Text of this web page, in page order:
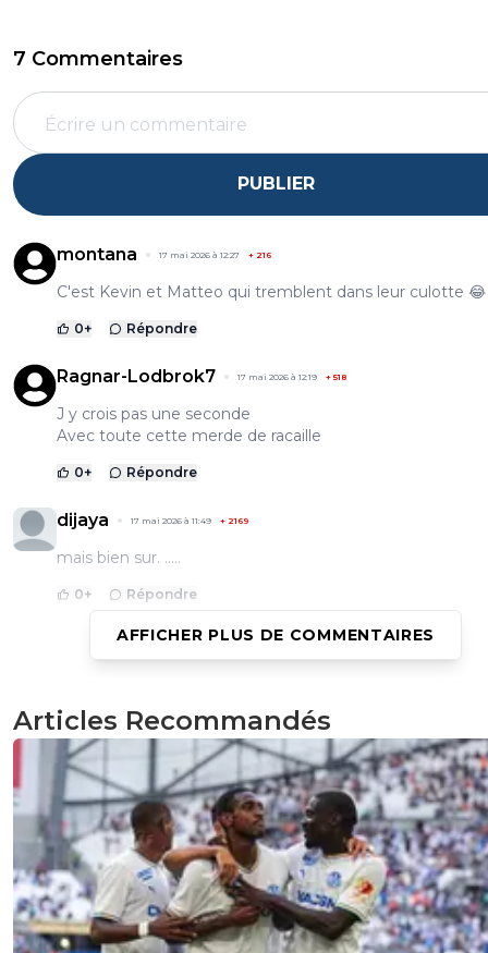
7 Commentaires
PUBLIER
montana 17 mai 2026 à 12:27 + 216
C'est Kevin et Matteo qui tremblent dans leur culotte 😂
0+ Répondre
Ragnar-Lodbrok7 17 mai 2026 à 12:19 + 518
J y crois pas une seconde
Avec toute cette merde de racaille
0+ Répondre
dijaya 17 mai 2026 à 11:49 + 2169
mais bien sur. .....
0+ Répondre
saammm
Resté chez vous amis parisiens
0+ Répondre
kenny-powers 17 mai 2026 à 13:37 +481
C'est du racisme régional ton post
0 + Répondre
saammm 17 mai 2026 à 15:19 +561
Monsieur j'efface les post car je n'assume pas
AFFICHER PLUS DE COMMENTAIRES
Articles Recommandés